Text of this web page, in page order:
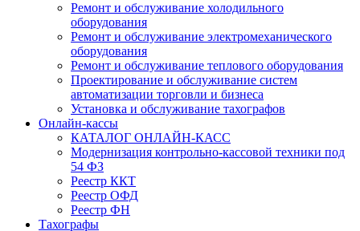
Ремонт и обслуживание холодильного
оборудования
Ремонт и обслуживание электромеханического
оборудования
Ремонт и обслуживание теплового оборудования
Проектирование и обслуживание систем
автоматизации торговли и бизнеса
Установка и обслуживание тахографов
Онлайн-кассы
КАТАЛОГ ОНЛАЙН-КАСС
Модернизация контрольно-кассовой техники под
54 ФЗ
Реестр ККТ
Реестр ОФД
Реестр ФН
Тахографы